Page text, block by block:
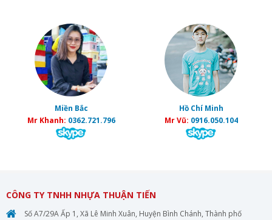
Miền Bắc
Mr Khanh: 0362.721.796
Hồ Chí Minh
Mr Vũ: 0916.050.104
CÔNG TY TNHH NHỰA THUẬN TIẾN
Số A7/29A Ấp 1, Xã Lê Minh Xuân, Huyện Bình Chánh, Thành phố